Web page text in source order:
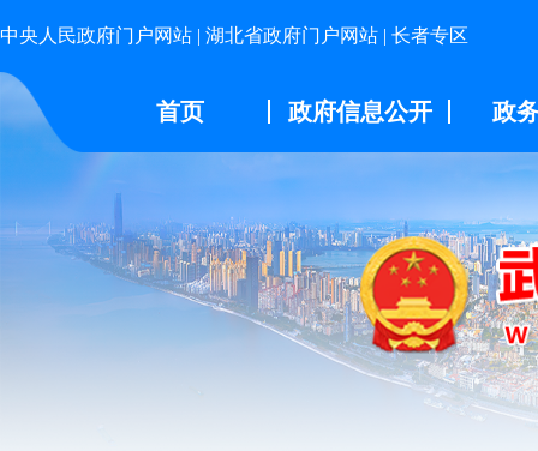
中央人民政府门户网站 | 湖北省政府门户网站 | 长者专区
首页 政府信息公开 政